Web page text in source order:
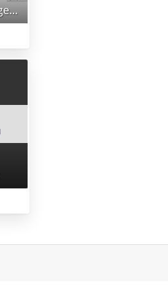
2 - Thunderbird-Einstellungen 1.jpg